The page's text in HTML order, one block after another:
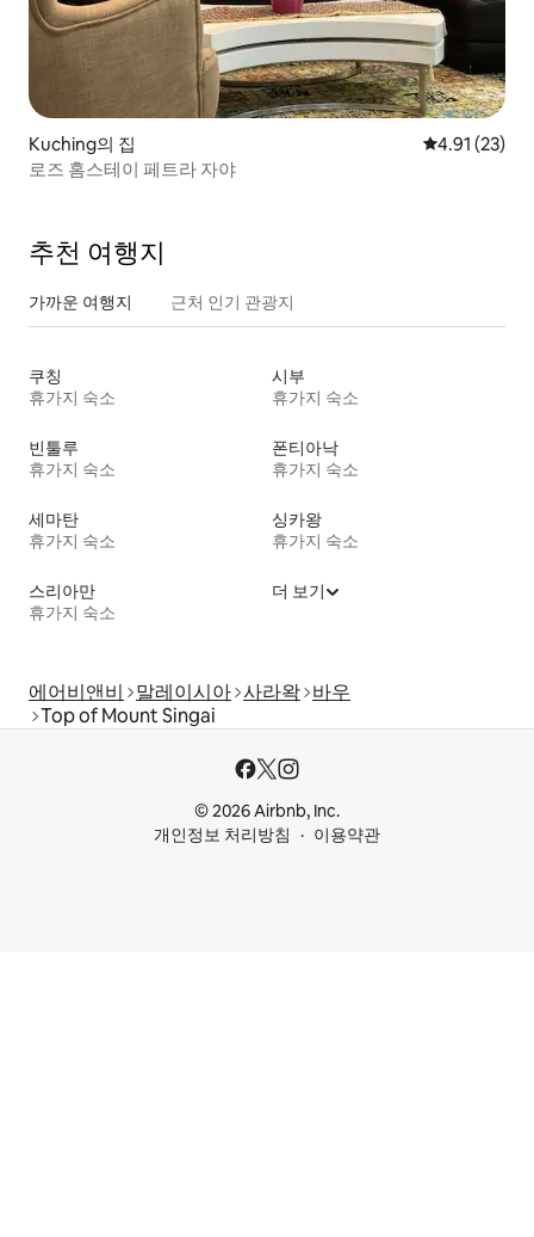
Kuching의 집 평점 4.91점
4.91 (23)
로즈 홈스테이 페트라 자야
추천 여행지
가까운 여행지 근처 인기 관광지
쿠칭
휴가지 숙소
시부
휴가지 숙소
빈툴루
휴가지 숙소
폰티아낙
휴가지 숙소
세마탄
휴가지 숙소
싱카왕
휴가지 숙소
스리아만
휴가지 숙소
더 보기
에어비앤비 말레이시아 사라왁 바우
Top of Mount Singai
© 2026 Airbnb, Inc.
개인정보 처리방침
이용약관